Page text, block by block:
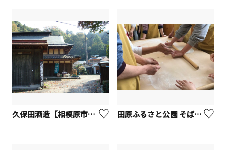
久保田酒造【相模原市】※観光事業者向けUV 田原ふるさと公園 そば処 東雲【秦野市】